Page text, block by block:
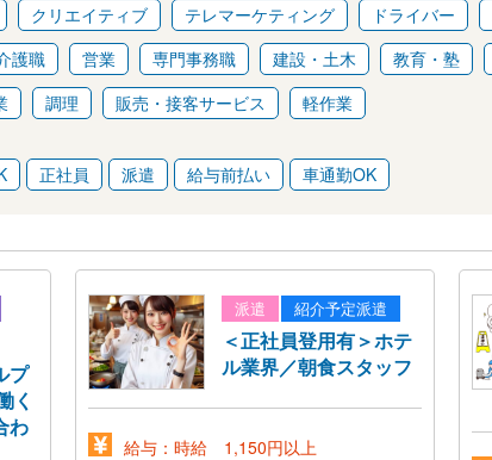
クリエイティブ テレマーケティング ドライバー
護職 営業 専門事務職 建設・土木 教育・塾
調理 販売・接客サービス
軽作業
正社員 派遣 給与前払い 車通勤OK
プ
く
わ
派遣 紹介予定派遣
＜正社員登用有＞ホテ
ル業界／朝食スタッフ
給与：時給 1,150円以上